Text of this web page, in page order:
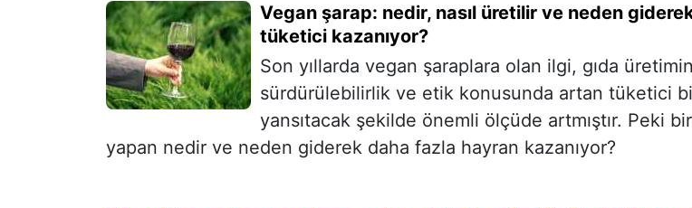
Vegan şarap: nedir, nasıl üretilir ve neden
tüketici kazanıyor?
Son yıllarda vegan şaraplara olan ilgi, gıda
sürdürülebilirlik ve etik konusunda artan tüketici
yansıtacak şekilde önemli ölçüde artmıştır. Peki
yapan nedir ve neden giderek daha fazla hayran kazanıyor?